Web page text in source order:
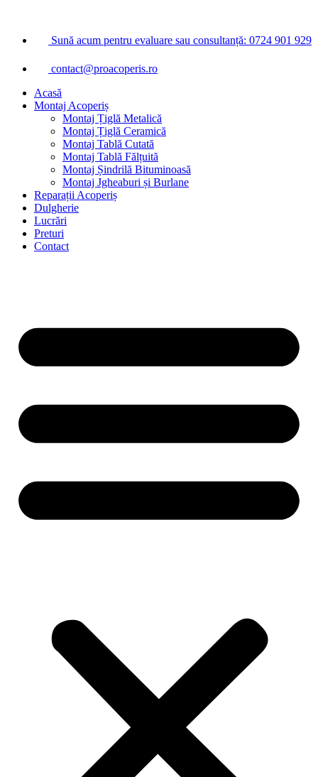
conținut
Sună acum pentru evaluare sau consultanță: 0724 901 929
contact@proacoperis.ro
Acasă
Montaj Acoperiș
Montaj Țiglă Metalică
Montaj Țiglă Ceramică
Montaj Tablă Cutată
Montaj Tablă Fălțuită
Montaj Șindrilă Bituminoasă
Montaj Jgheaburi și Burlane
Reparații Acoperiș
Dulgherie
Lucrări
Preturi
Contact